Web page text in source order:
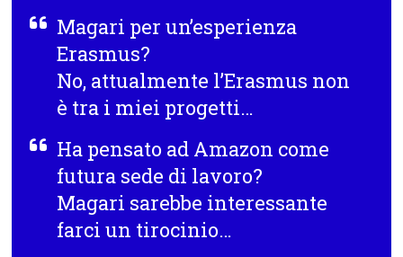
Magari per un’esperienza
Erasmus?
No, attualmente l’Erasmus non
è tra i miei progetti…
Ha pensato ad Amazon come
futura sede di lavoro?
Magari sarebbe interessante
farci un tirocinio…